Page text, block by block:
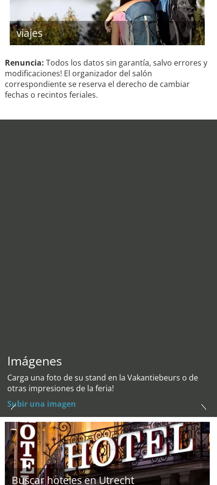
viajes
Renuncia: Todos los datos sin garantía, salvo errores y
modificaciones! El organizador del salón
correspondiente se reserva el derecho de cambiar
fechas o recintos feriales.
Imágenes
Carga una foto de su stand en la Vakantiebeurs o de
otras impresiones de la feria!
Subir una imagen
Buscar hoteles en Utrecht